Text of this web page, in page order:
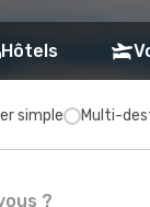
Hôtels
simple Multi-